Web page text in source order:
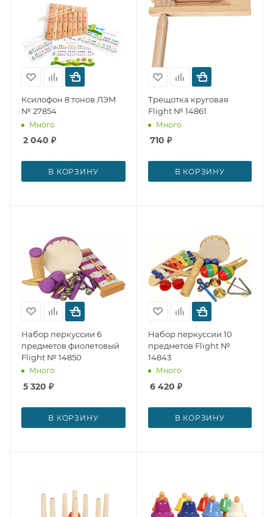
Ксилофон 8 тонов ЛЭМ
№ 27854
Много
2 040 ₽
В КОРЗИНУ
Трещотка круговая
Flight № 14861
Много
710 ₽
В КОРЗИНУ
Набор перкуссии 6
предметов фиолетовый
Flight № 14850
Много
5 320 ₽
В КОРЗИНУ
Набор перкуссии 10
предметов Flight №
14843
Много
6 420 ₽
В КОРЗИНУ